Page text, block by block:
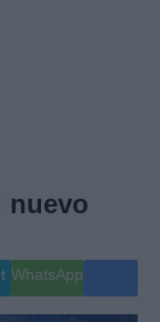
nuevo
WhatsApp